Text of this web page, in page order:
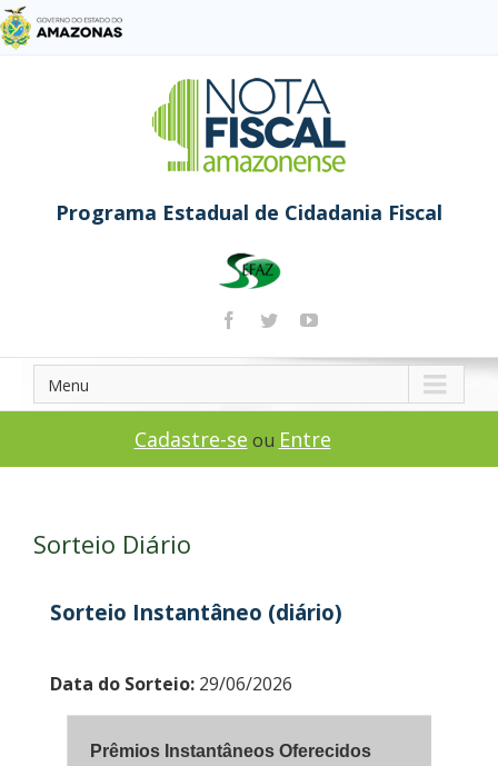
Programa Estadual de Cidadania Fiscal
Menu
Cadastre-se ou Entre
Sorteio Diário
Sorteio Instantâneo (diário)
Data do Sorteio: 29/06/2026
Prêmios Instantâneos Oferecidos